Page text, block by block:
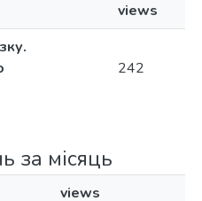
views
242
за місяць
views